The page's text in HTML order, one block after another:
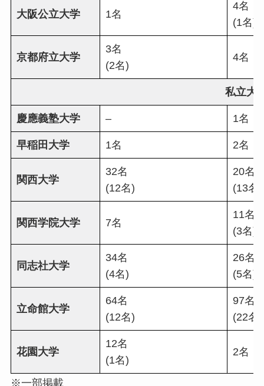
大阪公立大学 1名
4名
(1名)
京都府立大学
3名
(2名)
4名
私立大
慶應義塾大学 – 1名
早稲田大学 1名 2名
関西大学
32名
(12名)
20名
(13名)
関西学院大学 7名
11名
(3名)
同志社大学
34名
(4名)
26名
(5名)
立命館大学
64名
(12名)
97名
(22名)
花園大学
12名
(1名)
2名
※一部掲載